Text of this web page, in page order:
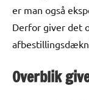
er man også
Derfor giver det
Overblik